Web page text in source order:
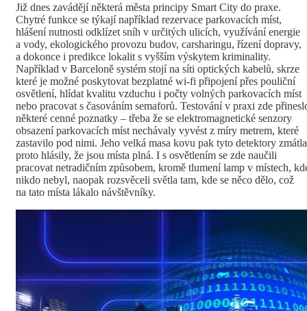
Již dnes zavádějí některá města principy Smart City do praxe.
Chytré funkce se týkají například rezervace parkovacích míst,
hlášení nutnosti odklízet sníh v určitých ulicích, využívání energie
a vody, ekologického provozu budov, carsharingu, řízení dopravy,
a dokonce i predikce lokalit s vyšším výskytem kriminality.
Například v Barceloně systém stojí na síti optických kabelů, skrze
které je možné poskytovat bezplatné wi-fi připojení přes pouliční
osvětlení, hlídat kvalitu vzduchu i počty volných parkovacích míst
nebo pracovat s časováním semaforů. Testování v praxi zde
některé cenné poznatky – třeba že se elektromagnetické senzory
obsazení parkovacích míst nechávaly vyvést z míry metrem, které
zastavilo pod nimi. Jeho velká masa kovu pak tyto detektory
proto hlásily, že jsou místa plná. I s osvětlením se zde naučili
pracovat netradičním způsobem, kromě tlumení lamp v místech,
nikdo nebyl, naopak rozsvěceli světla tam, kde se něco dělo, což
na tato místa lákalo návštěvníky.